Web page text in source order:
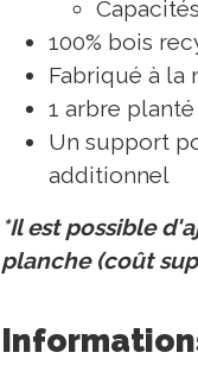
100% bois
Fabriqué à la
1 arbre
Un support
additionnel
*Il est possible
planche (coût